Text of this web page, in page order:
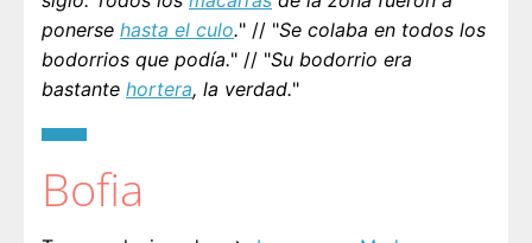
ponerse hasta el culo." // "Se colaba en todos los
bodorrios que podía." // "Su bodorrio era
bastante hortera, la verdad."
Bofia